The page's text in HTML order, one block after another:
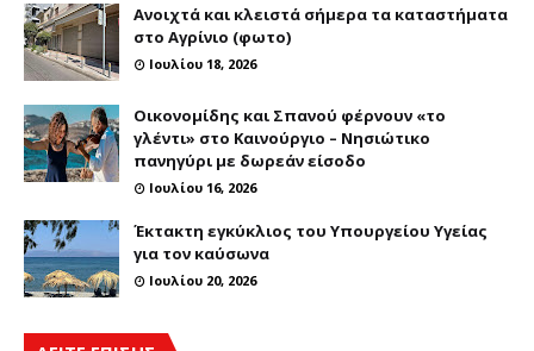
Ανοιχτά και κλειστά σήμερα τα καταστήματα
στο Αγρίνιο (φωτο)
Ιουλίου 18, 2026
Οικονομίδης και Σπανού φέρνουν «το
γλέντι» στο Καινούργιο – Νησιώτικο
πανηγύρι με δωρεάν είσοδο
Ιουλίου 16, 2026
Έκτακτη εγκύκλιος του Υπουργείου Υγείας
για τον καύσωνα
Ιουλίου 20, 2026